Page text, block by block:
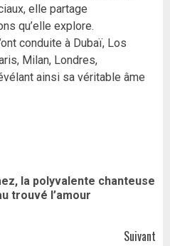
elle partage
qu’elle explore.
conduite à Dubaï, Los
Milan, Londres,
ainsi sa véritable âme
la polyvalente chanteuse
trouvé l’amour
Suivant